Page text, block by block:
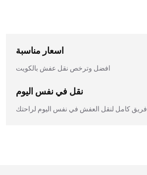
اسعار مناسبة
افضل وترخص نقل عفش بالكويت
نقل في نفس اليوم
فريق كامل لنقل العفش في نفس اليوم لراحتك